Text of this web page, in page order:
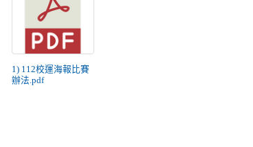
1) 112校運海報比賽
辦法.pdf